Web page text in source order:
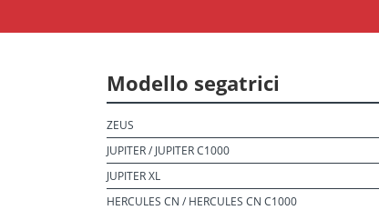
Modello segatrici
ZEUS
JUPITER / JUPITER C1000
JUPITER XL
HERCULES CN / HERCULES CN C1000